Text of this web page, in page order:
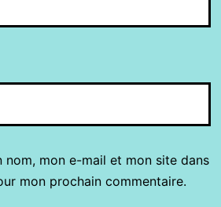
nom, mon e-mail et mon site dans
mon prochain commentaire.